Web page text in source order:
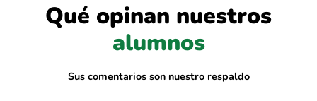
Qué opinan nuestros
alumnos
Sus comentarios son nuestro respaldo
Lo mejor fue entender cómo automatizar
con macros. Antes me daba miedo
tocarlas.